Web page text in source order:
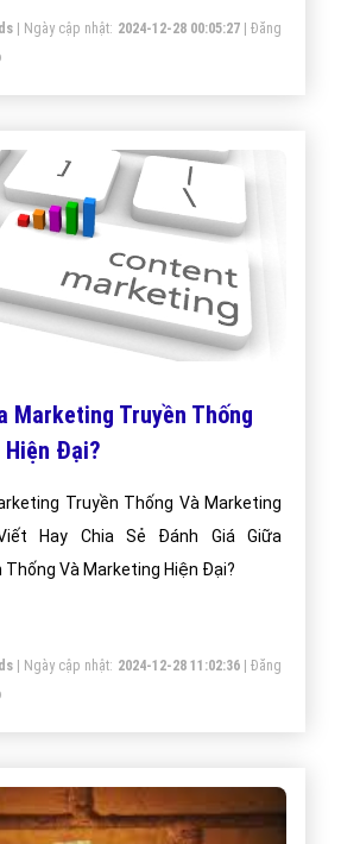
| Ngày cập nhật: 2024-12-28 00:05:27|Đăng
Marketing Truyền Thống
Đại?
Truyền Thống Và Marketing
Hay Chia Sẻ Đánh Giá Giữa
Thống Và Marketing Hiện Đại?
| Ngày cập nhật: 2024-12-28 11:02:36|Đăng